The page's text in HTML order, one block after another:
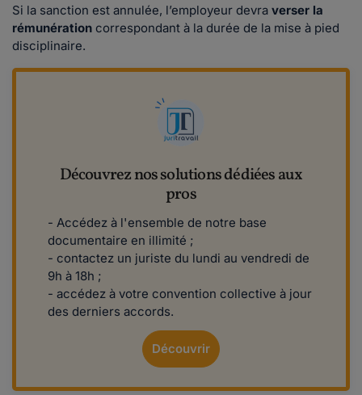
Si la sanction est annulée, l’employeur devra verser la
rémunération correspondant à la durée de la mise à pied
disciplinaire.
Découvrez nos solutions dédiées aux
pros
- Accédez à l'ensemble de notre base
documentaire en illimité ;
- contactez un juriste du lundi au vendredi de
9h à 18h ;
- accédez à votre convention collective à jour
des derniers accords.
Découvrir